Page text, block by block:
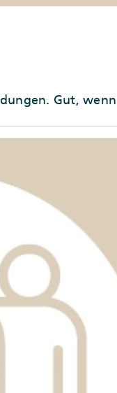
Gut,